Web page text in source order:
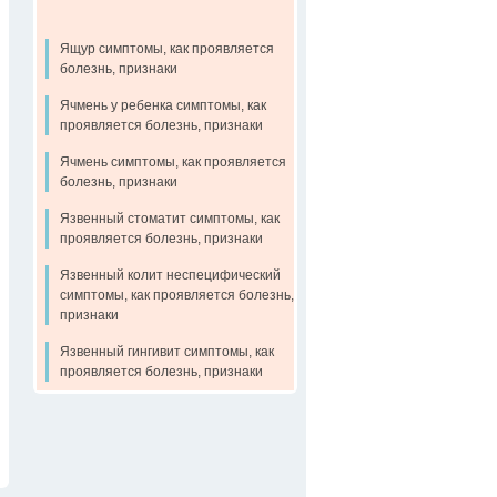
Ящур симптомы, как проявляется
болезнь, признаки
Ячмень у ребенка симптомы, как
проявляется болезнь, признаки
Ячмень симптомы, как проявляется
болезнь, признаки
Язвенный стоматит симптомы, как
проявляется болезнь, признаки
Язвенный колит неспецифический
симптомы, как проявляется болезнь,
признаки
Язвенный гингивит симптомы, как
проявляется болезнь, признаки